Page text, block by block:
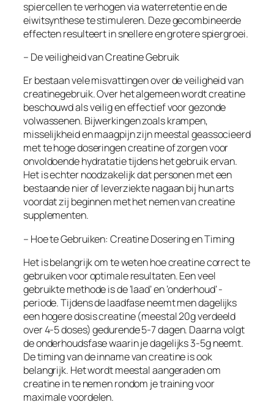
spiercellen te verhogen via waterretentie en de
eiwitsynthese te stimuleren. Deze gecombineerde
effecten resulteert in snellere en grotere spiergroei.
– De veiligheid van Creatine Gebruik
Er bestaan vele misvattingen over de veiligheid van
creatinegebruik. Over het algemeen wordt creatine
beschouwd als veilig en effectief voor gezonde
volwassenen. Bijwerkingen zoals krampen,
misselijkheid en maagpijn zijn meestal geassocieerd
met te hoge doseringen creatine of zorgen voor
onvoldoende hydratatie tijdens het gebruik ervan.
Het is echter noodzakelijk dat personen met een
bestaande nier of leverziekte nagaan bij hun arts
voordat zij beginnen met het nemen van creatine
supplementen.
– Hoe te Gebruiken: Creatine Dosering en Timing
Het is belangrijk om te weten hoe creatine correct te
gebruiken voor optimale resultaten. Een veel
gebruikte methode is de ‘laad’ en ‘onderhoud’ -
periode. Tijdens de laadfase neemt men dagelijks
een hogere dosis creatine (meestal 20g verdeeld
over 4-5 doses) gedurende 5-7 dagen. Daarna volgt
de onderhoudsfase waarin je dagelijks 3-5g neemt.
De timing van de inname van creatine is ook
belangrijk. Het wordt meestal aangeraden om
creatine in te nemen rondom je training voor
maximale voordelen.